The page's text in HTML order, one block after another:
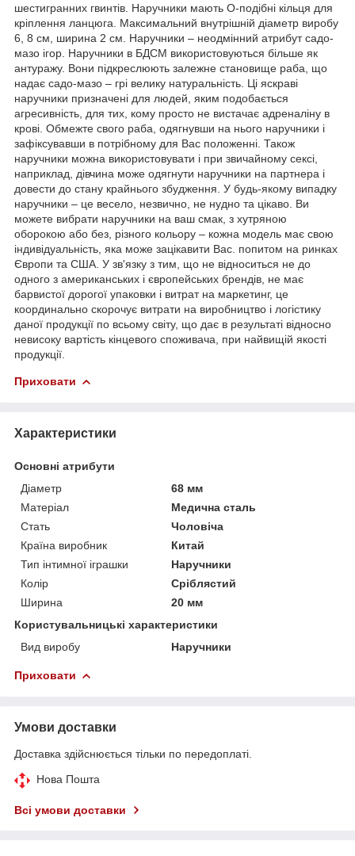
шестигранних гвинтів. Наручники мають О-подібні кільця для
кріплення ланцюга. Максимальний внутрішній діаметр виробу
6, 8 см, ширина 2 см. Наручники – неодмінний атрибут садо-
мазо ігор. Наручники в БДСМ використовуються більше як
антуражу. Вони підкреслюють залежне становище раба, що
надає садо-мазо – грі велику натуральність. Ці яскраві
наручники призначені для людей, яким подобається
агресивність, для тих, кому просто не вистачає адреналіну в
крові. Обмежте свого раба, одягнувши на нього наручники і
зафіксувавши в потрібному для Вас положенні. Також
наручники можна використовувати і при звичайному сексі,
наприклад, дівчина може одягнути наручники на партнера і
довести до стану крайнього збудження. У будь-якому випадку
наручники – це весело, незвично, не нудно та цікаво. Ви
можете вибрати наручники на ваш смак, з хутряною
оборокою або без, різного кольору – кожна модель має свою
індивідуальність, яка може зацікавити Вас. попитом на ринках
Європи та США. У зв'язку з тим, що не відноситься не до
одного з американських і європейських брендів, не має
барвистої дорогої упаковки і витрат на маркетинг, це
координально скорочує витрати на виробництво і логістику
даної продукції по всьому світу, що дає в результаті відносно
невисоку вартість кінцевого споживача, при найвищій якості
продукції.
Приховати
Характеристики
Основні атрибути
Діаметр
68 мм
Матеріал
Медична сталь
Стать
Чоловіча
Країна виробник
Китай
Тип інтимної іграшки
Наручники
Колір
Сріблястий
Ширина
20 мм
Користувальницькі характеристики
Вид виробу
Наручники
Приховати
Умови доставки
Доставка здійснюється тільки по передоплаті.
Нова Пошта
Всі умови доставки